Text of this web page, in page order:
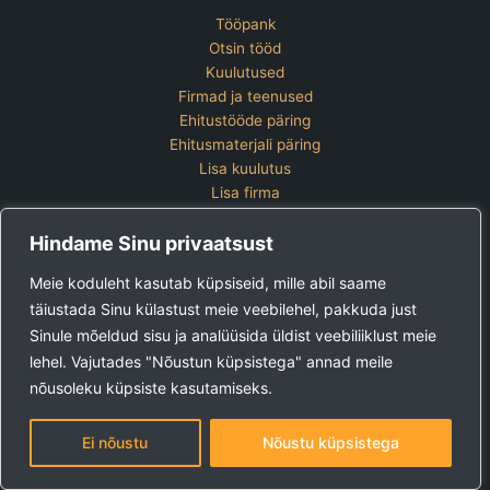
Hindame Sinu privaatsust
Meie koduleht kasutab küpsiseid, mille abil saame
täiustada Sinu külastust meie veebilehel, pakkuda just
Sinule mõeldud sisu ja analüüsida üldist veebiliiklust meie
lehel. Vajutades "Nõustun küpsistega" annad meile
nõusoleku küpsiste kasutamiseks.
Ei nõustu Nõustu küpsistega
Tööpank
Otsin tööd
Kuulutused
Firmad ja teenused
Ehitustööde päring
Ehitusmaterjali päring
Lisa kuulutus
Lisa firma
Kontakt
Lisa kuulutus
Vaata ettevõtete pakette
Ehitus24 OÜ
Tel:+372 5123 867 (E-R 9-15)
E-post: kuulutused@ehitus24.ee
Copyright © 2026 Ehitus24